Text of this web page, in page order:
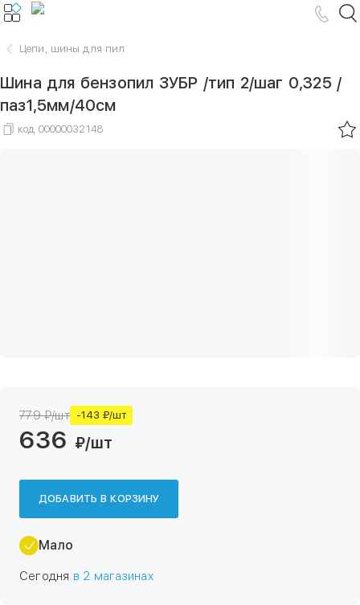
Цепи, шины для пил
Шина для бензопил ЗУБР /тип 2/шаг 0,325 /
паз1,5мм/40см
код 00000032148
779 ₽/шт -143 ₽/шт
636 ₽/шт
ДОБАВИТЬ В КОРЗИНУ
Мало
Сегодня в 2 магазинах